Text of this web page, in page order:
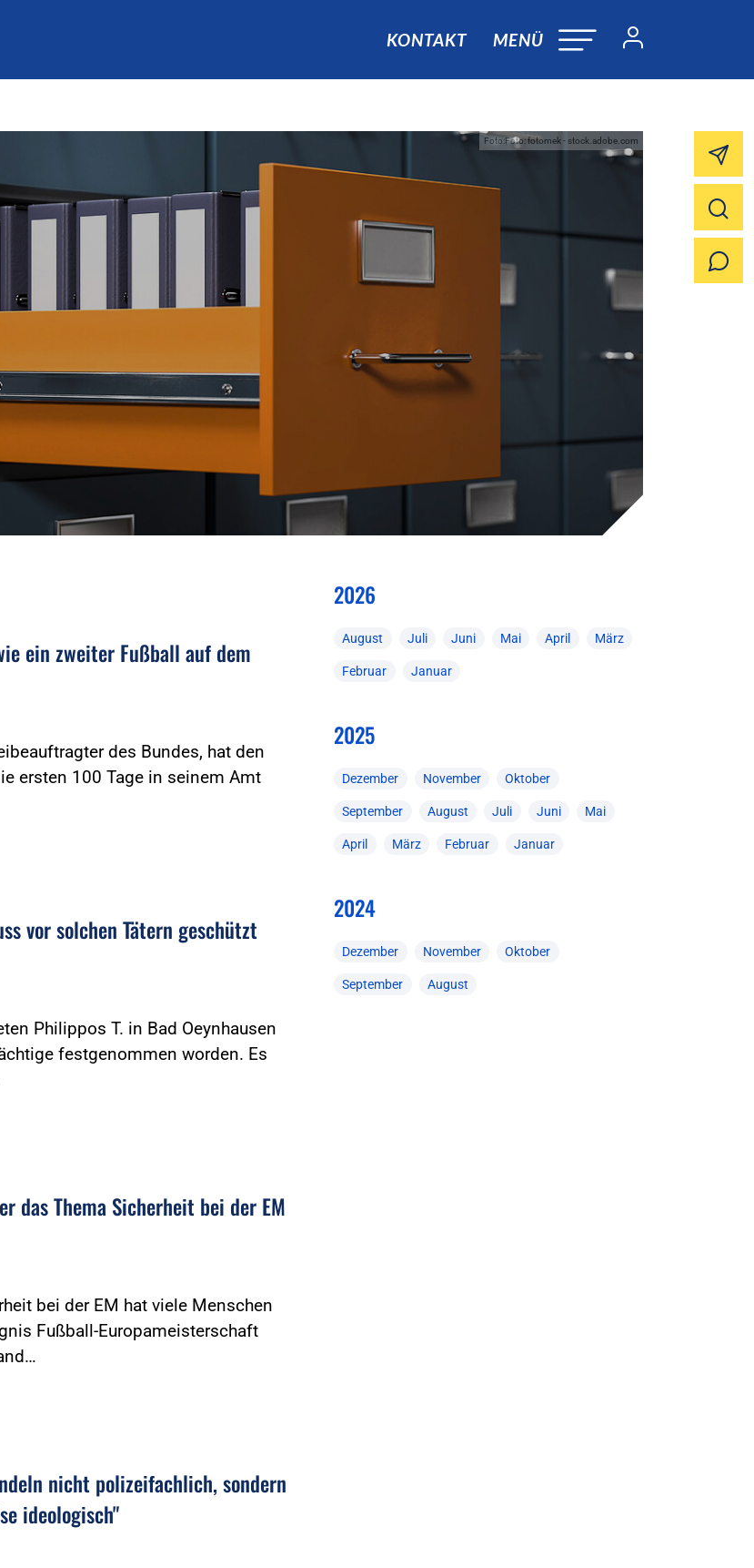
KONTAKT MENÜ
Foto:Foto: fotomek - stock.adobe.com
ein zweiter Fußball auf dem
des Bundes, hat den
ersten 100 Tage in seinem Amt
vor solchen Tätern geschützt
Philippos T. in Bad Oeynhausen
festgenommen worden. Es
das Thema Sicherheit bei der EM
bei der EM hat viele Menschen
Fußball-Europameisterschaft
nicht polizeifachlich, sondern
ideologisch"
2026
August Juli Juni Mai April März
Februar Januar
2025
Dezember November Oktober
September August Juli Juni Mai
April März Februar Januar
2024
Dezember November Oktober
September August